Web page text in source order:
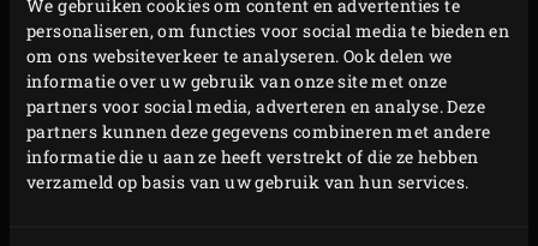
We gebruiken cookies om content en advertenties te
personaliseren, om functies voor social media te bieden en
om ons websiteverkeer te analyseren. Ook delen we
informatie over uw gebruik van onze site met onze
partners voor social media, adverteren en analyse. Deze
partners kunnen deze gegevens combineren met andere
informatie die u aan ze heeft verstrekt of die ze hebben
verzameld op basis van uw gebruik van hun services.
margrietschijf op ongeveer 1 mm zodat de
temperatuur van de EGG rond de 90 °C uitkomt.
Laat de zalm ca. 20 minuten roken.
Neem de zalmfilets uit de EGG, verwijder de huid en
serveer met garnituur naar keuze.